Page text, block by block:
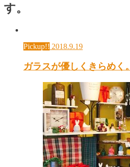
す。
Pickup!! 2018.9.19
ガラスが優しくきらめく。